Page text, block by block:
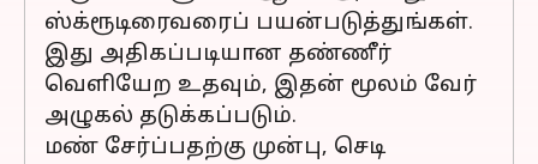
ஸ்க்ரூடிரைவரைப் பயன்படுத்துங்கள்.
இது அதிகப்படியான தண்ணீர்
வெளியேற உதவும், இதன் மூலம் வேர்
அழுகல் தடுக்கப்படும்.
மண் சேர்ப்பதற்கு முன்பு, செடி